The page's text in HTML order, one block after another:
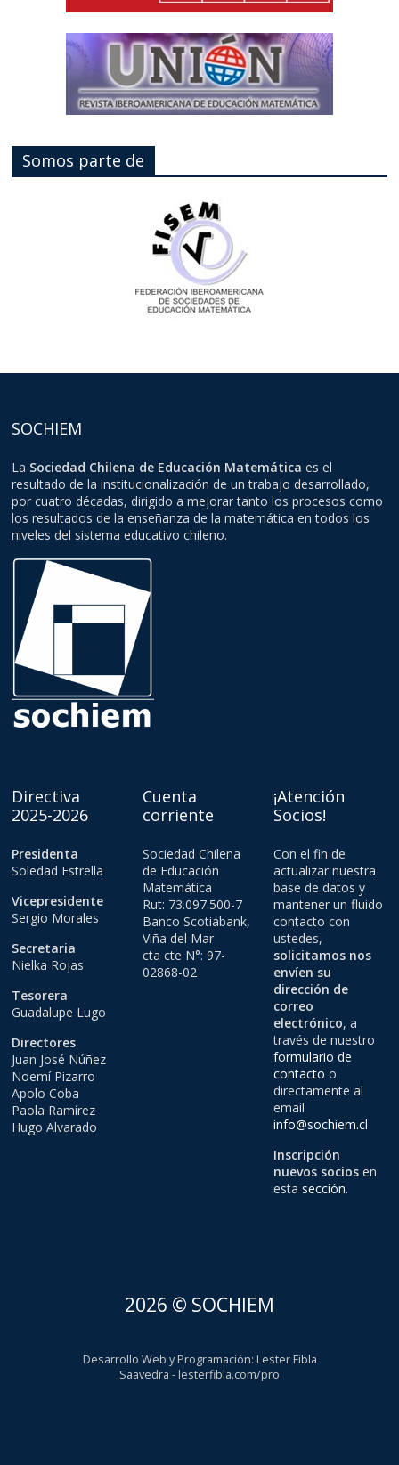
Somos parte de
SOCHIEM
La Sociedad Chilena de Educación Matemática es el
resultado de la institucionalización de un trabajo desarrollado,
por cuatro décadas, dirigido a mejorar tanto los procesos como
los resultados de la enseñanza de la matemática en todos los
niveles del sistema educativo chileno.
Directiva
2025-2026
Presidenta
Soledad Estrella
Vicepresidente
Sergio Morales
Secretaria
Nielka Rojas
Tesorera
Guadalupe Lugo
Directores
Juan José Núñez
Noemí Pizarro
Apolo Coba
Paola Ramírez
Hugo Alvarado
Cuenta
corriente
Sociedad Chilena
de Educación
Matemática
Rut: 73.097.500-7
Banco Scotiabank,
Viña del Mar
cta cte N°: 97-
02868-02
¡Atención
Socios!
Con el fin de
actualizar nuestra
base de datos y
mantener un fluido
contacto con
ustedes,
solicitamos nos
envíen su
dirección de
correo
electrónico, a
través de nuestro
formulario de
contacto o
directamente al
email
info@sochiem.cl
Inscripción
nuevos sociosen
esta sección.
2026 © SOCHIEM
Desarrollo Web y Programación: Lester Fibla
Saavedra -lesterfibla.com/pro